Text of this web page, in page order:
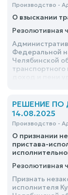
Производство -
О взыскании
Резолютивная
Федеральной
Челябинской
РЕШЕНИЕ ПО
14.08.2025
Производство -
О признании
пристава-
Резолютивная
Признать
исполнителя